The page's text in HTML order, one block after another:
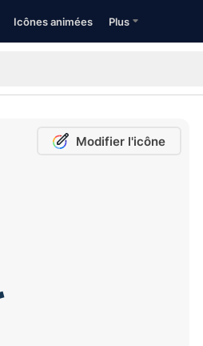
Icônes animées Plus
Modifier l'icône